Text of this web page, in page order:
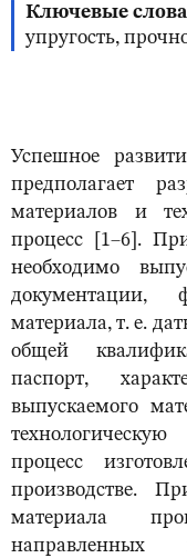
Ключевые слова
упругость,
Успешное
предполагает
материалов и
процесс [1–6].
необходимо
документации,
материала, т. е.
общей
паспорт,
выпускаемого
процесс
производстве.
материала